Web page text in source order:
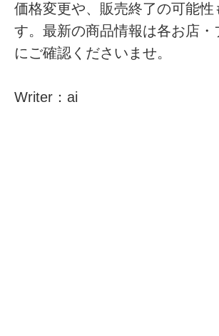
価格変更や、販売終了の可能性
す。最新の商品情報は各お店・
にご確認くださいませ。
Writer：ai